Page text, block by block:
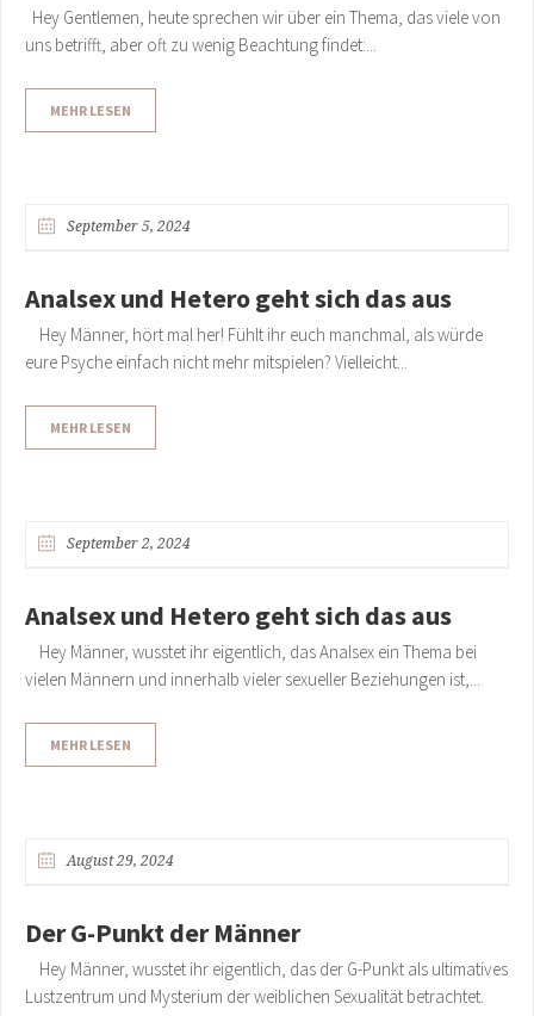
Hey Gentlemen, heute sprechen wir über ein Thema, das viele von
uns betrifft, aber oft zu wenig Beachtung findet:...
MEHR LESEN
September 5, 2024
Analsex und Hetero geht sich das aus
Hey Männer, hört mal her! Fühlt ihr euch manchmal, als würde
eure Psyche einfach nicht mehr mitspielen? Vielleicht...
MEHR LESEN
September 2, 2024
Analsex und Hetero geht sich das aus
Hey Männer, wusstet ihr eigentlich, das Analsex ein Thema bei
vielen Männern und innerhalb vieler sexueller Beziehungen ist,...
MEHR LESEN
August 29, 2024
Der G-Punkt der Männer
Hey Männer, wusstet ihr eigentlich, das der G-Punkt als ultimatives
Lustzentrum und Mysterium der weiblichen Sexualität betrachtet.